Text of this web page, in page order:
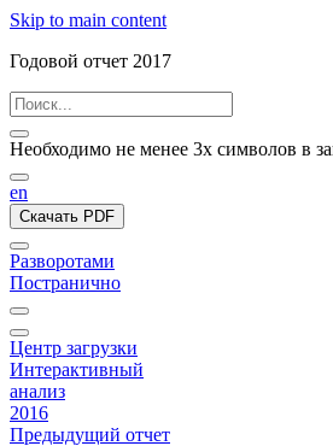
Skip to main content
Годовой отчет 2017
Необходимо не менее 3х символов в
en
Скачать PDF
Разворотами
Постранично
Центр загрузки
Интерактивный
анализ
2016
Предыдущий отчет